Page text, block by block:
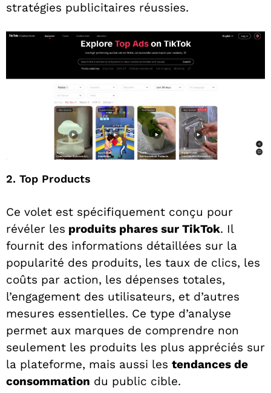
stratégies publicitaires réussies.
2. Top Products
Ce volet est spécifiquement conçu pour
révéler les produits phares sur TikTok. Il
fournit des informations détaillées sur la
popularité des produits, les taux de clics, les
coûts par action, les dépenses totales,
l’engagement des utilisateurs, et d’autres
mesures essentielles. Ce type d’analyse
permet aux marques de comprendre non
seulement les produits les plus appréciés sur
la plateforme, mais aussi les tendances de
consommation du public cible.